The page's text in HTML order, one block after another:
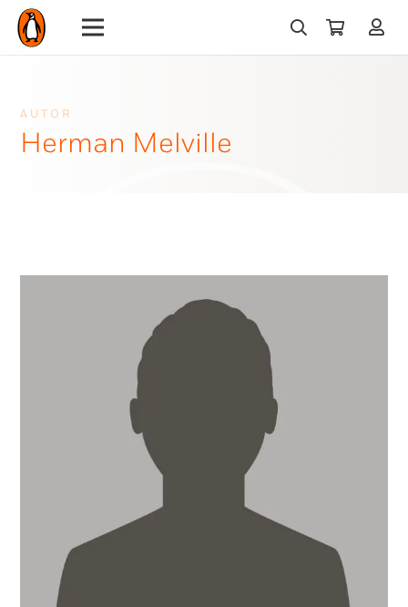
AUTOR
Herman Melville